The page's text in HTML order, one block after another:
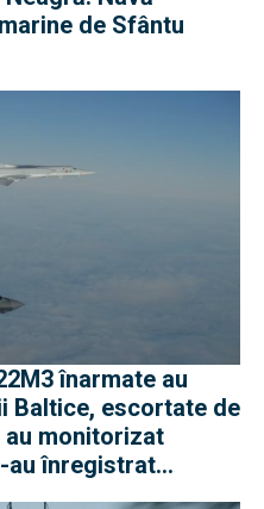
de Sfântu
înarmate au
Baltice, escortate de
au monitorizat
au înregistrat